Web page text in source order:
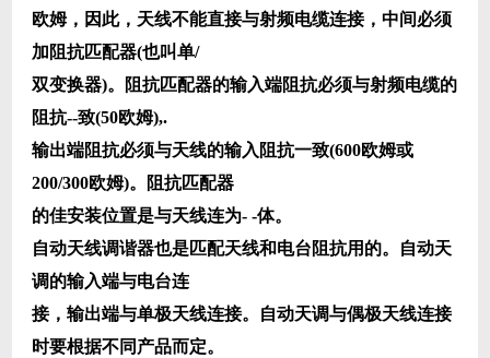
欧姆，因此，天线不能直接与射频电缆连接，中间必须
加阻抗匹配器(也叫单/
双变换器)。阻抗匹配器的输入端阻抗必须与射频电缆的
阻抗--致(50欧姆),.
输出端阻抗必须与天线的输入阻抗一致(600欧姆或
200/300欧姆)。阻抗匹配器
的佳安装位置是与天线连为- -体。
自动天线调谐器也是匹配天线和电台阻抗用的。自动天
调的输入端与电台连
接，输出端与单极天线连接。自动天调与偶极天线连接
时要根据不同产品而定。